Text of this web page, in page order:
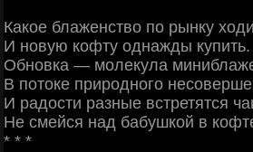
Какое блаженство по рынку
И новую кофту однажды купить.
Обновка — молекула
В потоке природного
И радости разные встретятся
Не смейся над бабушкой в
* * *